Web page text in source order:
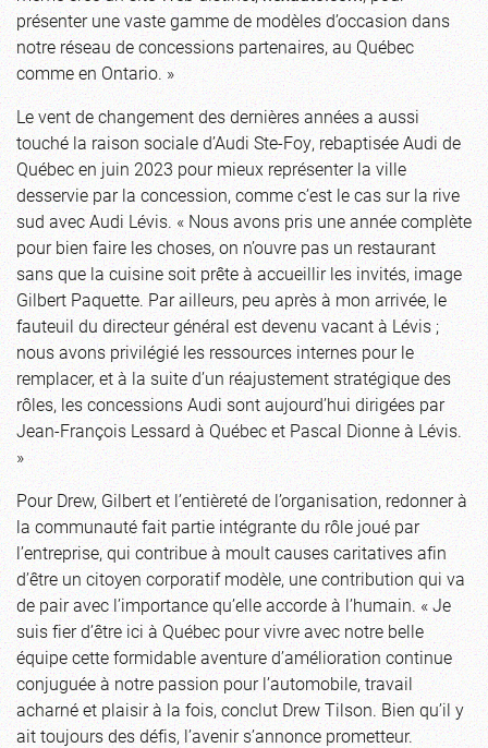
présenter une vaste gamme de modèles d’occasion dans
notre réseau de concessions partenaires, au Québec
comme en Ontario. »
Le vent de changement des dernières années a aussi
touché la raison sociale d’Audi Ste-Foy, rebaptisée Audi de
Québec en juin 2023 pour mieux représenter la ville
desservie par la concession, comme c’est le cas sur la rive
sud avec Audi Lévis. « Nous avons pris une année complète
pour bien faire les choses, on n’ouvre pas un restaurant
sans que la cuisine soit prête à accueillir les invités, image
Gilbert Paquette. Par ailleurs, peu après à mon arrivée, le
fauteuil du directeur général est devenu vacant à Lévis ;
nous avons privilégié les ressources internes pour le
remplacer, et à la suite d’un réajustement stratégique des
rôles, les concessions Audi sont aujourd’hui dirigées par
Jean-François Lessard à Québec et Pascal Dionne à Lévis.
»
Pour Drew, Gilbert et l’entièreté de l’organisation, redonner à
la communauté fait partie intégrante du rôle joué par
l’entreprise, qui contribue à moult causes caritatives afin
d’être un citoyen corporatif modèle, une contribution qui va
de pair avec l’importance qu’elle accorde à l’humain. « Je
suis fier d’être ici à Québec pour vivre avec notre belle
équipe cette formidable aventure d’amélioration continue
conjuguée à notre passion pour l’automobile, travail
acharné et plaisir à la fois, conclut Drew Tilson. Bien qu’il y
ait toujours des défis, l’avenir s’annonce prometteur.